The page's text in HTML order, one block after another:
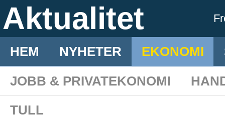
Aktualitet
HEM NYHETER EKONOMI
JOBB & PRIVATEKONOMI
TULL